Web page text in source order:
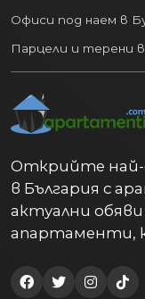
Офиси под наем в
Парцели и терени
Открийте
в България с
актуални
апартаменти,